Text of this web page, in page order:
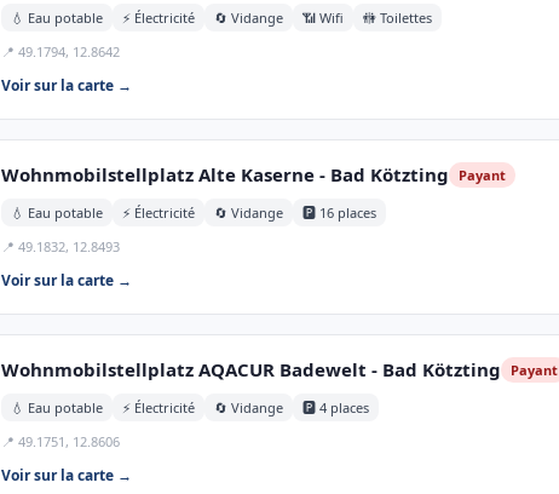
💧 Eau potable ⚡ Électricité 🔄 Vidange 📶 Wifi
🚻 Toilettes
📍 49.1794, 12.8642
Voir sur la carte →
Wohnmobilstellplatz Alte Kaserne - Bad Kötzting Payant
💧 Eau potable ⚡ Électricité 🔄 Vidange
🅿️ 16 places
📍 49.1832, 12.8493
Voir sur la carte →
Wohnmobilstellplatz AQACUR Badewelt - Bad Kötzting Payant
💧 Eau potable ⚡ Électricité 🔄 Vidange
🅿️ 4 places
📍 49.1751, 12.8606
Voir sur la carte →